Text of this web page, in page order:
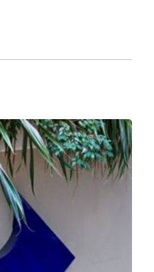
votre compte Fidélité